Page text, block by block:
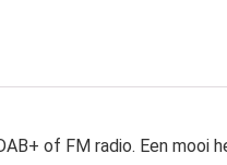
of FM radio. Een mooi